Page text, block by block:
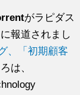
がラピダス
報道されまし
、「初期顧客
は、